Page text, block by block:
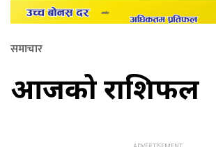
समाचार
आजको राशिफल